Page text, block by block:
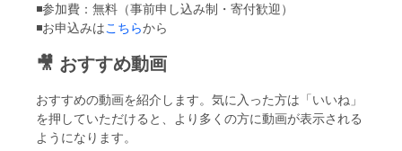
◾️参加費：無料（事前申し込み制・寄付歓迎）
◾️お申込みはこちらから
🎥 おすすめ動画
おすすめの動画を紹介します。気に入った方は「いいね」
を押していただけると、より多くの方に動画が表示される
ようになります。